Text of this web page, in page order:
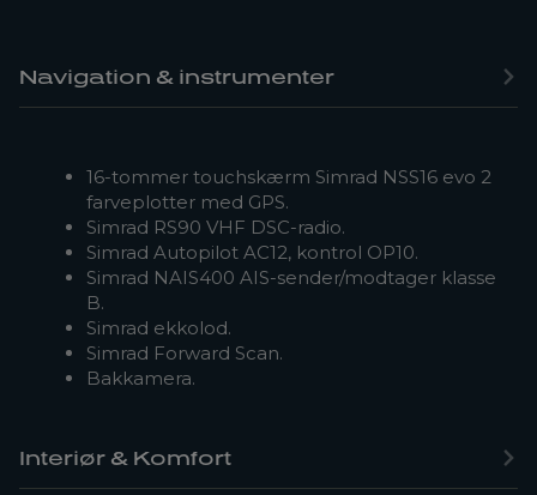
Navigation & instrumenter
16-tommer touchskærm Simrad NSS16 evo 2
farveplotter med GPS.
Simrad RS90 VHF DSC-radio.
Simrad Autopilot AC12, kontrol OP10.
Simrad NAIS400 AIS-sender/modtager klasse
B.
Simrad ekkolod.
Simrad Forward Scan.
Bakkamera.
Interiør & Komfort